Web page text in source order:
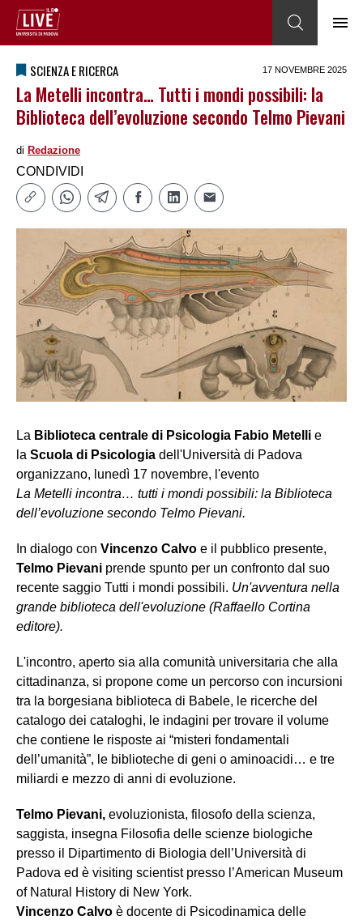
SCIENZA E RICERCA 17 NOVEMBRE 2025
La Metelli incontra… Tutti i mondi possibili: la
Biblioteca dell’evoluzione secondo Telmo Pievani
di Redazione
CONDIVIDI
La Biblioteca centrale di Psicologia Fabio Metelli e
la Scuola di Psicologia dell'Università di Padova
organizzano, lunedì 17 novembre, l'evento
La Metelli incontra… tutti i mondi possibili: la Biblioteca
dell’evoluzione secondo Telmo Pievani.
In dialogo con Vincenzo Calvo e il pubblico presente,
Telmo Pievani prende spunto per un confronto dal suo
recente saggio Tutti i mondi possibili. Un'avventura nella
grande biblioteca dell'evoluzione (Raffaello Cortina
editore).
L'incontro, aperto sia alla comunità universitaria che alla
cittadinanza, si propone come un percorso con incursioni
tra la borgesiana biblioteca di Babele, le ricerche del
catalogo dei cataloghi, le indagini per trovare il volume
che contiene le risposte ai “misteri fondamentali
dell’umanità”, le biblioteche di geni o aminoacidi… e tre
miliardi e mezzo di anni di evoluzione.
Telmo Pievani, evoluzionista, filosofo della scienza,
saggista, insegna Filosofia delle scienze biologiche
presso il Dipartimento di Biologia dell’Università di
Padova ed è visiting scientist presso l’American Museum
of Natural History di New York.
Vincenzo Calvo è docente di Psicodinamica delle